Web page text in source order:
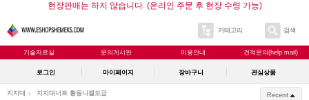
현장판매는 하지 않습니다. (온라인 주문 후 현장 수령 가능)
카테고리 검색
기술자료실 문의게시판 이용안내 견적문의(help mail)
로그인 마이페이지 장바구니 관심상품
지지대 지지대너트 황동니켈도금 Recent